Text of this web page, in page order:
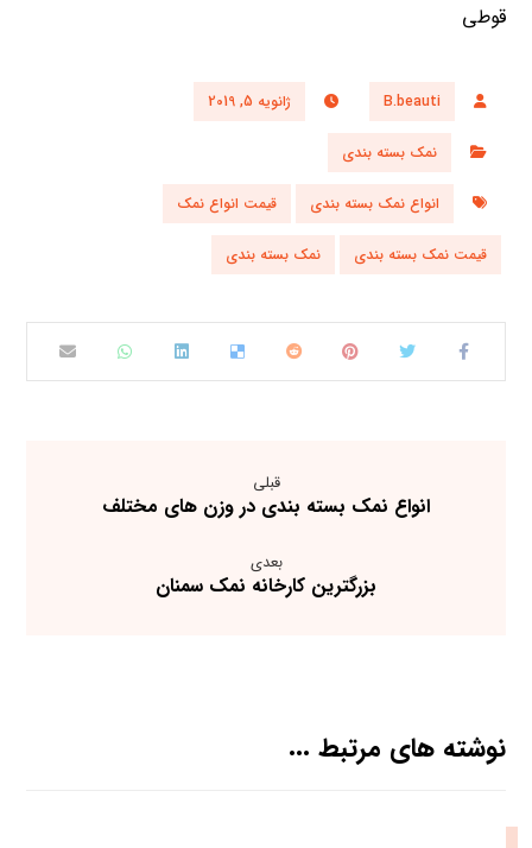
قوطی
B.beauti ژانویه 5, 2019
نمک بسته بندی
انواع نمک بسته بندی قیمت انواع نمک
قیمت نمک بسته بندی نمک بسته بندی
قبلی
انواع نمک بسته بندی در وزن های مختلف
بعدی
بزرگترین کارخانه نمک سمنان
نوشته های مرتبط ...